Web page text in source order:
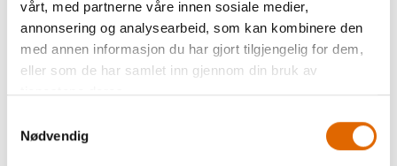
vårt, med partnerne våre innen sosiale medier,
annonsering og analysearbeid, som kan kombinere den
med annen informasjon du har gjort tilgjengelig for dem,
eller som de har samlet inn gjennom din bruk av
tjenestene deres.
Nødvendig